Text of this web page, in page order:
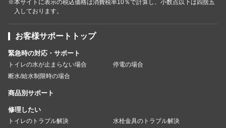
※本サイトに表示の税込価格は消費税率10％で計算し、小数点以下は四捨五
入しております。
お客様サポートトップ
緊急時の対応・サポート
トイレの水が止まらない場合
停電の場合
断水/給水制限時の場合
商品別サポート
修理したい
トイレのトラブル解決
水栓金具のトラブル解決